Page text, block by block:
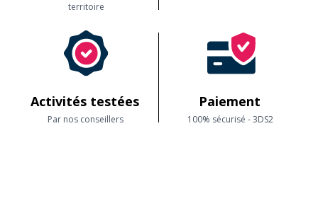
territoire
Activités testées
Par nos conseillers
Paiement
100% sécurisé - 3DS2